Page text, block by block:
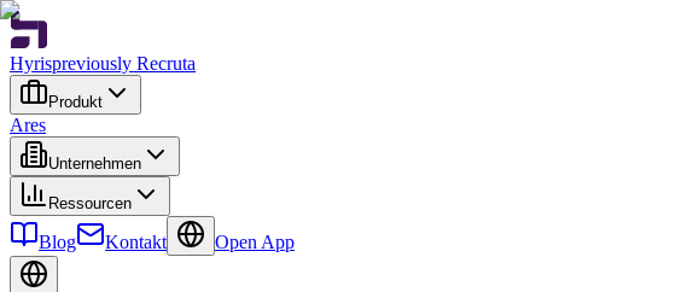
Hyrispreviously Recruta
Produkt
Ares
Unternehmen
Ressourcen
Blog Kontakt Open App